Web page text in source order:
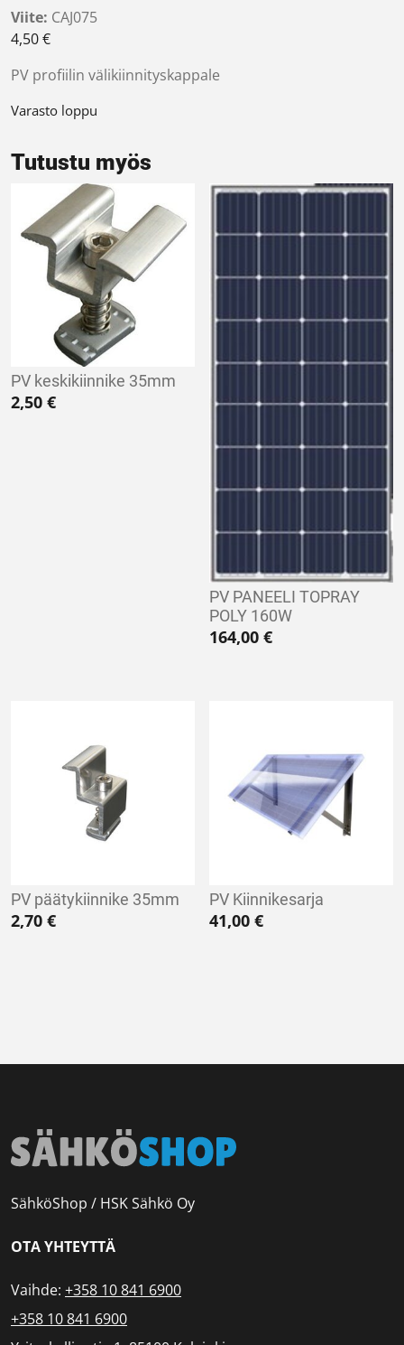
Viite: CAJ075
4,50€
PV profiilin välikiinnityskappale
Varasto loppu
Tutustu myös
PV keskikiinnike 35mm
2,50 €
PV PANEELI TOPRAY
POLY 160W
164,00€
PV päätykiinnike 35mm
2,70 €
PV Kiinnikesarja
41,00€
SähköShop / HSK Sähkö Oy
OTA YHTEYTTÄ
Vaihde: +358 10 841 6900
+358 10 841 6900